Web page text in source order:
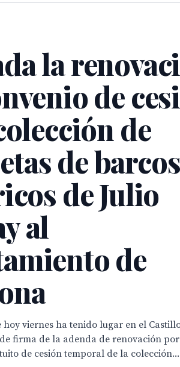
la
de
de
de barcos
de Julio
al
de
viernes ha tenido lugar en el
firma de la adenda de renovación
de cesión temporal de la colección...